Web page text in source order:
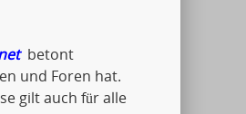
betont
und Foren hat.
gilt auch für alle